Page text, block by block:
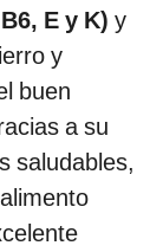
E y K) y
y
buen
a su
saludables,